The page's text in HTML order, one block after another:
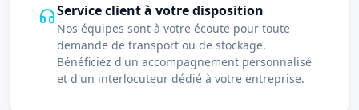
Service client à votre disposition
Nos équipes sont à votre écoute pour toute
demande de transport ou de stockage.
Bénéficiez d'un accompagnement personnalisé
et d'un interlocuteur dédié à votre entreprise.